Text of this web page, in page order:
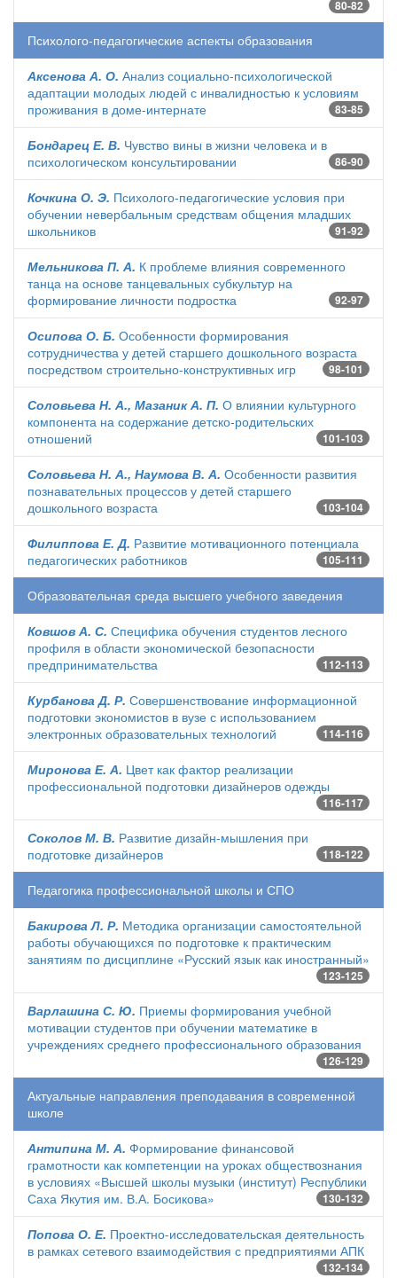
80-82
Психолого-педагогические аспекты образования
Аксенова А. О. Анализ социально-психологической
адаптации молодых людей с инвалидностью к условиям
проживания в доме-интернате
83-85
Бондарец Е. В. Чувство вины в жизни человека и в
психологическом консультировании
86-90
Кочкина О. Э. Психолого-педагогические условия при
обучении невербальным средствам общения младших
школьников
91-92
Мельникова П. А. К проблеме влияния современного
танца на основе танцевальных субкультур на
формирование личности подростка
92-97
Осипова О. Б. Особенности формирования
сотрудничества у детей старшего дошкольного возраста
посредством строительно-конструктивных игр
98-101
Соловьева Н. А., Мазаник А. П. О влиянии культурного
компонента на содержание детско-родительских
отношений
101-103
Соловьева Н. А., Наумова В. А. Особенности развития
познавательных процессов у детей старшего
дошкольного возраста
103-104
Филиппова Е. Д. Развитие мотивационного потенциала
педагогических работников
105-111
Образовательная среда высшего учебного заведения
Ковшов А. С. Специфика обучения студентов лесного
профиля в области экономической безопасности
предпринимательства
112-113
Курбанова Д. Р. Совершенствование информационной
подготовки экономистов в вузе с использованием
электронных образовательных технологий
114-116
Миронова Е. А. Цвет как фактор реализации
профессиональной подготовки дизайнеров одежды
116-117
Соколов М. В. Развитие дизайн-мышления при
подготовке дизайнеров
118-122
Педагогика профессиональной школы и СПО
Бакирова Л. Р. Методика организации самостоятельной
работы обучающихся по подготовке к практическим
занятиям по дисциплине «Русский язык как иностранный»
123-125
Варлашина С. Ю. Приемы формирования учебной
мотивации студентов при обучении математике в
учреждениях среднего профессионального образования
126-129
Актуальные направления преподавания в современной
школе
Антипина М. А. Формирование финансовой
грамотности как компетенции на уроках обществознания
в условиях «Высшей школы музыки (институт) Республики
Саха Якутия им. В.А. Босикова»
130-132
Попова О. Е. Проектно-исследовательская деятельность
в рамках сетевого взаимодействия с предприятиями АПК
132-134